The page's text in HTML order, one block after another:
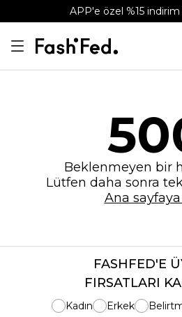
APP'e özel %15
Beklenmeyen bir
Lütfen daha sonra
Ana
FASHFED'E
FIRSATLARI
Kadın Erkek